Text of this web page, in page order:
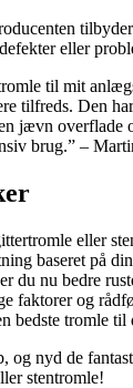
eller
til mit
tilfreds. Den
jævn overflade
brug.” –
eller
baseret på
du nu bedre
faktorer og
bedste tromle til
nyd de
stentromle!